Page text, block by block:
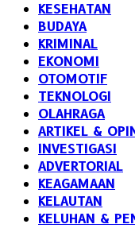
KESEHATAN
BUDAYA
KRIMINAL
EKONOMI
OTOMOTIF
TEKNOLOGI
OLAHRAGA
ARTIKEL &
INVESTIGASI
ADVERTORIAL
KEAGAMAAN
KELAUTAN
KELUHAN &